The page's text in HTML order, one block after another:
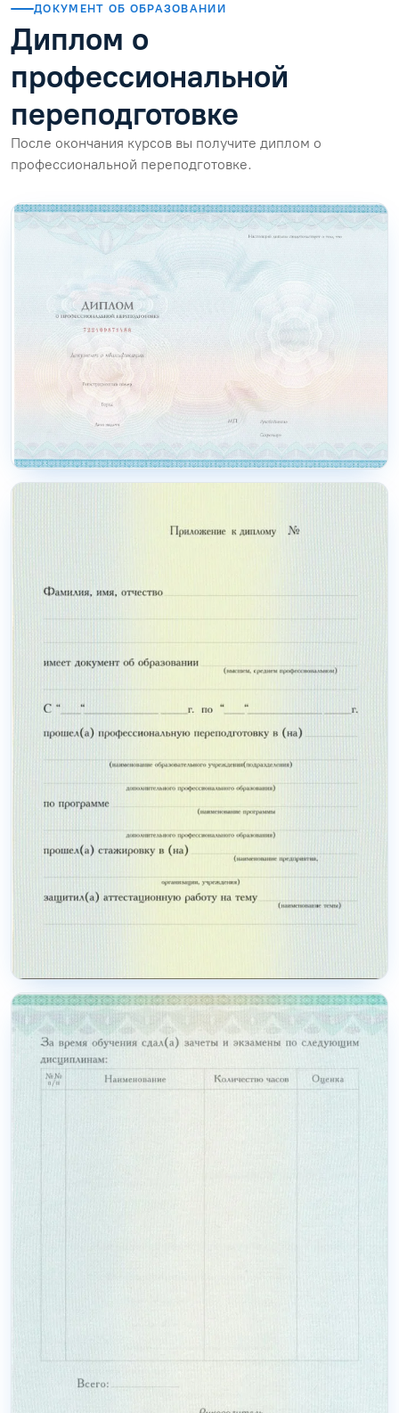
ДОКУМЕНТ ОБ ОБРАЗОВАНИИ
Диплом о
профессиональной
переподготовке
После окончания курсов вы получите диплом о
профессиональной переподготовке.